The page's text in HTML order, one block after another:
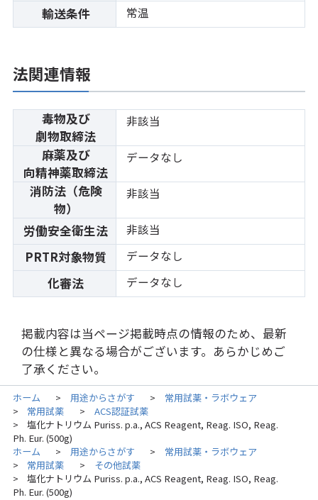
輸送条件 常温
法関連情報
毒物及び
劇物取締法
非該当
麻薬及び
向精神薬取締法
データなし
消防法（危険
物）
非該当
労働安全衛生法 非該当
PRTR対象物質 データなし
化審法 データなし
掲載内容は当ページ掲載時点の情報のため、最新
の仕様と異なる場合がございます。あらかじめご
了承ください。
ホーム > 用途からさがす > 常用試薬・ラボウェア
> 常用試薬 > ACS認証試薬
>
塩化ナトリウム Puriss. p.a., ACS Reagent, Reag. ISO, Reag.
Ph. Eur. (500g)
ホーム
> 用途からさがす > 常用試薬・ラボウェア
> 常用試薬 > その他試薬
>
塩化ナトリウム Puriss. p.a., ACS Reagent, Reag. ISO, Reag.
Ph. Eur. (500g)